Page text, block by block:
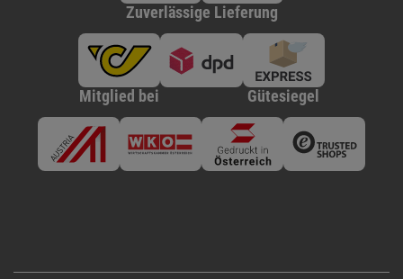
Zuverlässige Lieferung
Mitglied bei Gütesiegel